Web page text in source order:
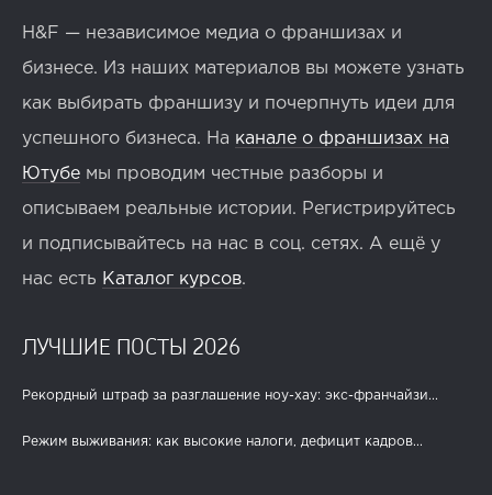
H&F — независимое медиа о франшизах и
бизнесе. Из наших материалов вы можете узнать
как выбирать франшизу и почерпнуть идеи для
успешного бизнеса. На канале о франшизах на
Ютубе мы проводим честные разборы и
описываем реальные истории. Регистрируйтесь
и подписывайтесь на нас в соц. сетях. А ещё у
нас есть Каталог курсов.
ЛУЧШИЕ ПОСТЫ 2026
Рекордный штраф за разглашение ноу-хау: экс-франчайзи...
Режим выживания: как высокие налоги, дефицит кадров...